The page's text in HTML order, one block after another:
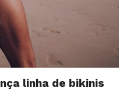
linha de bikinis